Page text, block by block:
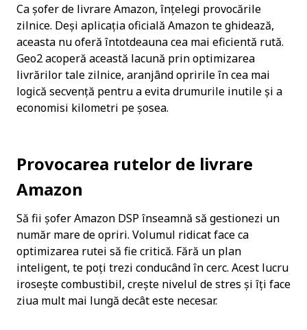
Ca șofer de livrare Amazon, înțelegi provocările
zilnice. Deși aplicația oficială Amazon te ghidează,
aceasta nu oferă întotdeauna cea mai eficientă rută.
Geo2 acoperă această lacună prin optimizarea
livrărilor tale zilnice, aranjând opririle în cea mai
logică secvență pentru a evita drumurile inutile și a
economisi kilometri pe șosea.
Provocarea rutelor de livrare
Amazon
Să fii șofer Amazon DSP înseamnă să gestionezi un
număr mare de opriri. Volumul ridicat face ca
optimizarea rutei să fie critică. Fără un plan
inteligent, te poți trezi conducând în cerc. Acest lucru
irosește combustibil, crește nivelul de stres și îți face
ziua mult mai lungă decât este necesar.